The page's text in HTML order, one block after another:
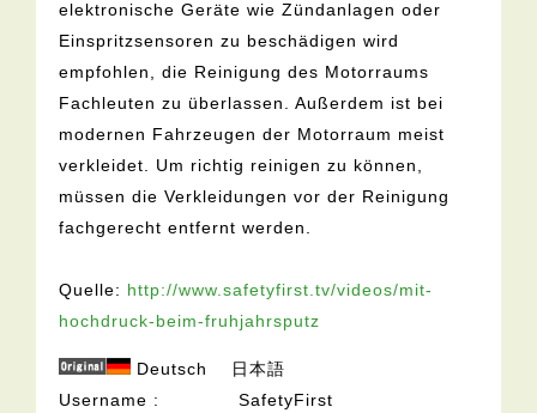
elektronische Geräte wie Zündanlagen oder
Einspritzsensoren zu beschädigen wird
empfohlen, die Reinigung des Motorraums
Fachleuten zu überlassen. Außerdem ist bei
modernen Fahrzeugen der Motorraum meist
verkleidet. Um richtig reinigen zu können,
müssen die Verkleidungen vor der Reinigung
fachgerecht entfernt werden.
Quelle: http://www.safetyfirst.tv/videos/mit-
hochdruck-beim-fruhjahrsputz
Deutsch
日本語
Username
SafetyFirst